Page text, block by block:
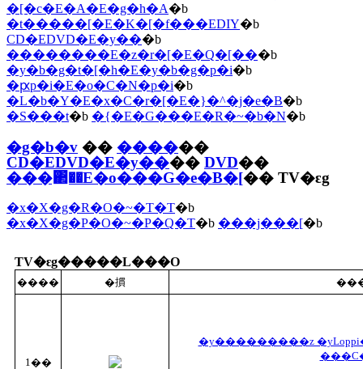
�[�c�E�A�E�g�h�A�b
�t�����[�E�K�[�f���EDIY�b
CD�EDVD�E�y���b
��������E�z�r�[�E�Q�[���b
�y�b�g�t�[�h�E�y�b�g�p�i�b
�ԗp�i�E�o�C�N�p�i�b
�L�b�Y�E�x�C�r�[�E�}�^�j�e�B�b
�S���t�b �{�E�G���E�R�~�b�N�b
�g�b�v �� ������
CD�EDVD�E�y���� DVD��
���΂��E�o���G�e�B�[�� TV�ԑg
�x�X�g�R�O�~�T�T�b
�x�X�g�P�O�~�P�Q�T�b ���j���[�b
TV�ԑg�����L���O
���� �摜
1��
�y���������z